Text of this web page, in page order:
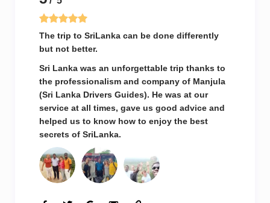
The trip to SriLanka can be done differently
but not better.
Sri Lanka was an unforgettable trip thanks to
the professionalism and company of Manjula
(Sri Lanka Drivers Guides). He was at our
service at all times, gave us good advice and
helped us to know how to enjoy the best
secrets of SriLanka.